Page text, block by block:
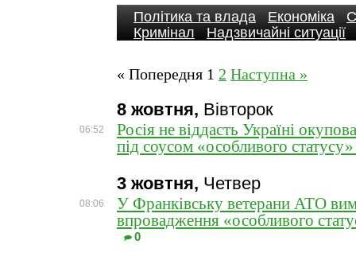
Політика та влада Економіка
Кримінал
Надзвичайні ситуації
« Попередня 1 2 Наступна »
8 жовтня, Вівторок
06:52
Росія не віддасть Україні
під соусом «особливого
3 жовтня, Четвер
08:06
У Франківську ветерани АТО
впровадження «особливого
0